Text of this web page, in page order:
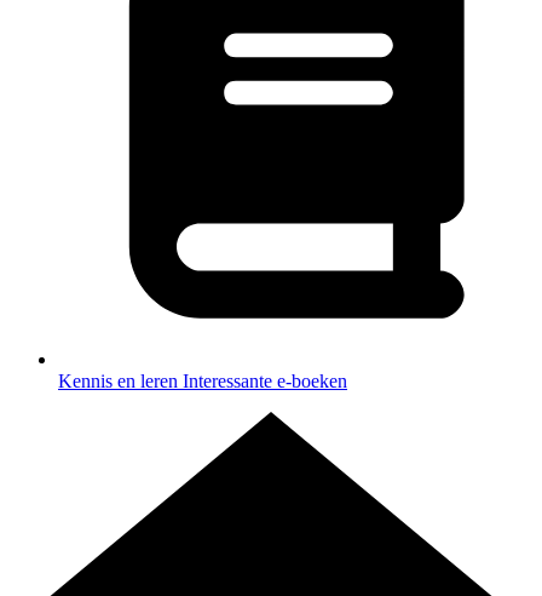
Kennis en leren Interessante e-boeken